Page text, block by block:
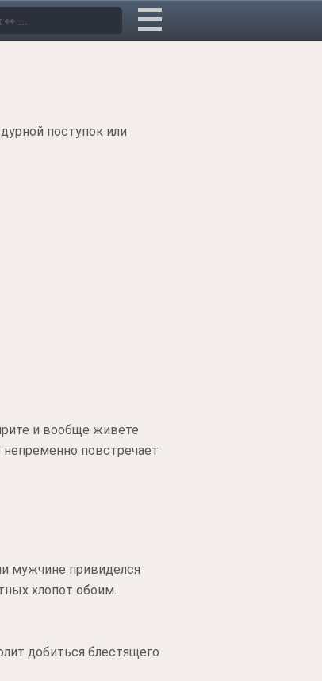
поступок или
и вообще живете
повстречает
мужчине привиделся
хлопот обоим.
добиться блестящего